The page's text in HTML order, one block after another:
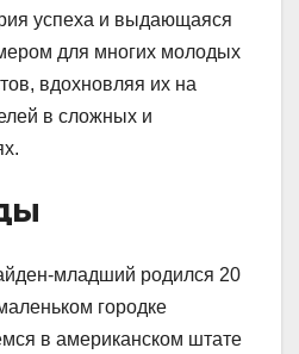
успеха и выдающаяся
для многих молодых
вдохновляя их на
в сложных и
младший родился 20
городке
в американском штате